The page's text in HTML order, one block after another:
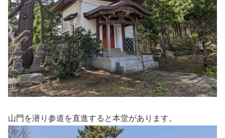
山門を潜り参道を直進すると本堂があります。